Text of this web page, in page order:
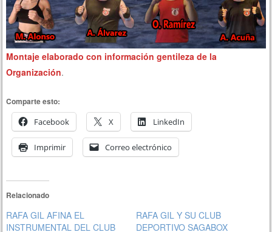
Montaje elaborado con información gentileza de la
Organización.
Comparte esto:
Facebook
X LinkedIn
Imprimir Correo electrónico
Relacionado
RAFA GIL AFINA EL
INSTRUMENTAL DEL CLUB
RAFA GIL Y SU CLUB
DEPORTIVO SAGABOX